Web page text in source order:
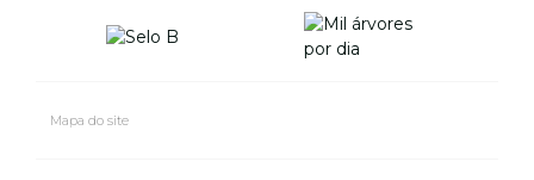
Mapa do site